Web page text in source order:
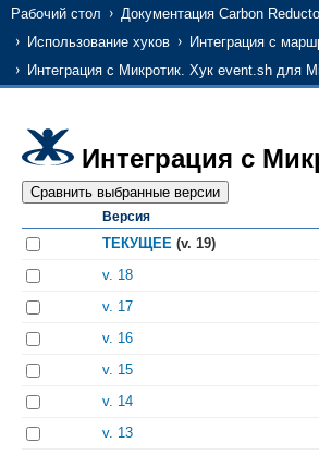
Рабочий стол Документация Carbon
Использование хуков
Интеграция с
Интеграция с Микротик. Хук event.sh для
Интеграция с
Версия
ТЕКУЩЕЕ (v. 19)
v. 18
v. 17
v. 16
v. 15
v. 14
v. 13